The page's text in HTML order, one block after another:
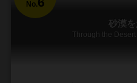
No.
砂漠
Through the